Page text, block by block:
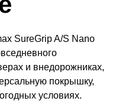
SureGrip A/S Nano
и внедорожниках,
покрышку,
условиях.